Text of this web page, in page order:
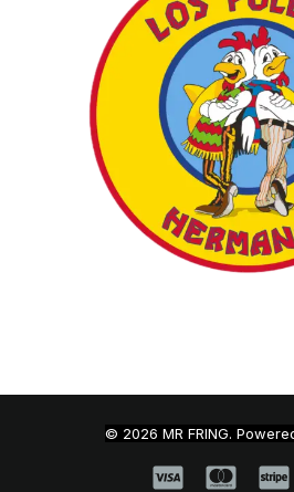
© 2026 MR FRING.